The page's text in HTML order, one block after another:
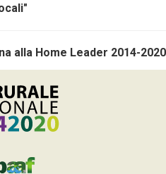
alla Home Leader 2014-2020